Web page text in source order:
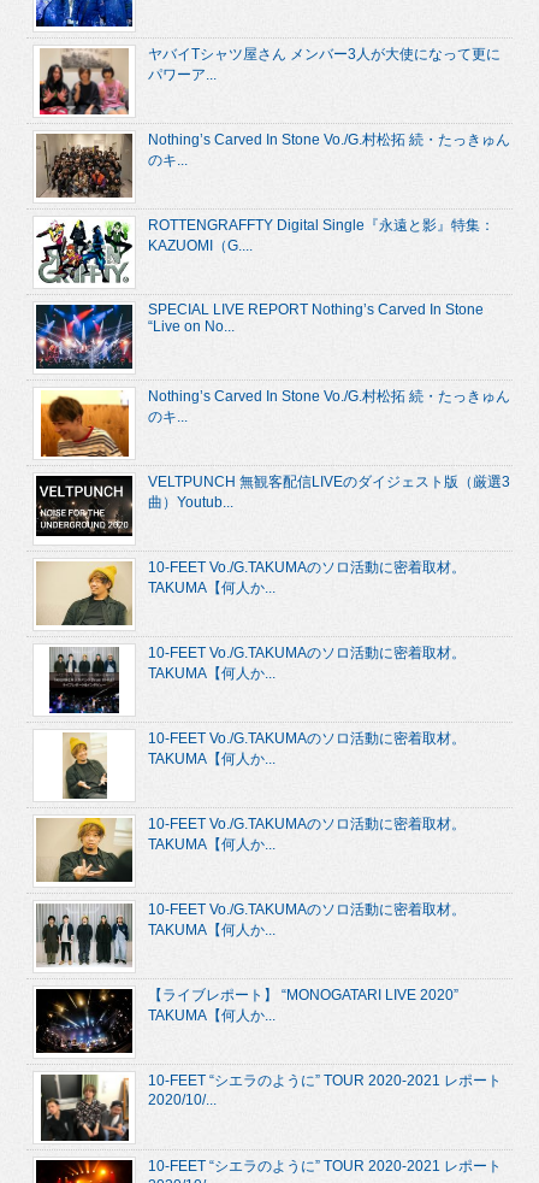
ヤバイTシャツ屋さん メンバー3人が大使になって更に
パワーア...
Nothing’s Carved In Stone Vo./G.村松拓 続・たっきゅん
のキ...
ROTTENGRAFFTY Digital Single『永遠と影』特集：
KAZUOMI（G....
SPECIAL LIVE REPORT Nothing’s Carved In Stone
“Live on No...
Nothing’s Carved In Stone Vo./G.村松拓 続・たっきゅん
のキ...
VELTPUNCH 無観客配信LIVEのダイジェスト版（厳選3
曲）Youtub...
10-FEET Vo./G.TAKUMAのソロ活動に密着取材。
TAKUMA【何人か...
10-FEET Vo./G.TAKUMAのソロ活動に密着取材。
TAKUMA【何人か...
10-FEET Vo./G.TAKUMAのソロ活動に密着取材。
TAKUMA【何人か...
10-FEET Vo./G.TAKUMAのソロ活動に密着取材。
TAKUMA【何人か...
10-FEET Vo./G.TAKUMAのソロ活動に密着取材。
TAKUMA【何人か...
【ライブレポート】 “MONOGATARI LIVE 2020”
TAKUMA【何人か...
10-FEET “シエラのように” TOUR 2020-2021 レポート
2020/10/...
10-FEET “シエラのように” TOUR 2020-2021 レポート